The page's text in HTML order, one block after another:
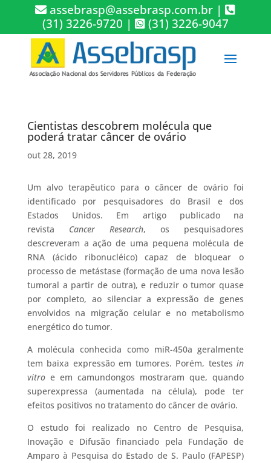
assebrasp@assebrasp.com.br |
(31) 3226-9720 | (31) 3226-9047
Cientistas descobrem molécula que
poderá tratar câncer de ovário
out 28, 2019
Um alvo terapêutico para o câncer de ovário foi
identificado por pesquisadores do Brasil e dos
Estados Unidos. Em artigo publicado na
revista Cancer Research, os pesquisadores
descreveram a ação de uma pequena molécula de
RNA (ácido ribonucléico) capaz de bloquear o
processo de metástase (formação de uma nova lesão
tumoral a partir de outra), e reduzir o tumor quase
por completo, ao silenciar a expressão de genes
envolvidos na migração celular e no metabolismo
energético do tumor.
A molécula conhecida como miR-450a geralmente
tem baixa expressão em tumores. Porém, testesin
vitroe em camundongos mostraram que, quando
superexpressa (aumentada na célula), pode ter
efeitos positivos no tratamento do câncer de ovário.
O estudo foi realizado no Centro de Pesquisa,
Inovação e Difusão financiado pela Fundação de
Amparo à Pesquisa do Estado de S. Paulo (FAPESP)